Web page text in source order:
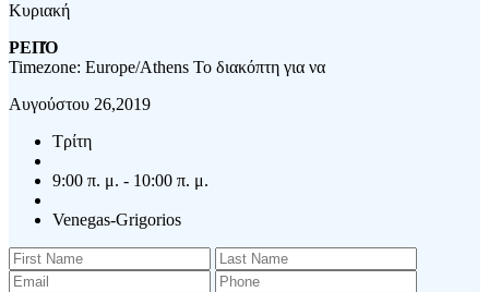
Κυριακή
ΡΕΠΌ
Timezone: Europe/Athens Το διακόπτη για να
Αυγούστου 26,2019
Τρίτη
9:00 π. μ. - 10:00 π. μ.
Venegas-Grigorios